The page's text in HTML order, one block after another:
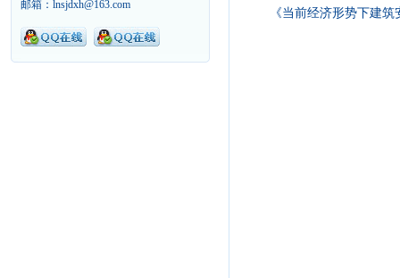
邮箱：lnsjdxh@163.com
《当前经济形势下建